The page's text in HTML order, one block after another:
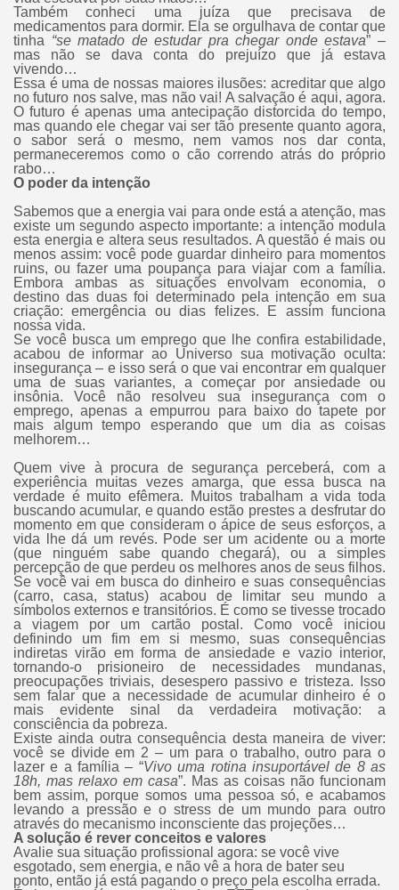
Também conheci uma juíza que precisava de
medicamentos para dormir. Ela se orgulhava de contar que
tinha “se matado de estudar pra chegar onde estava” –
mas não se dava conta do prejuízo que já estava
vivendo…
Essa é uma de nossas maiores ilusões: acreditar que algo
no futuro nos salve, mas não vai! A salvação é aqui, agora.
O futuro é apenas uma antecipação distorcida do tempo,
mas quando ele chegar vai ser tão presente quanto agora,
o sabor será o mesmo, nem vamos nos dar conta,
permaneceremos como o cão correndo atrás do próprio
rabo…
O poder da intenção
Sabemos que a energia vai para onde está a atenção, mas
existe um segundo aspecto importante: a intenção modula
esta energia e altera seus resultados. A questão é mais ou
menos assim: você pode guardar dinheiro para momentos
ruins, ou fazer uma poupança para viajar com a família.
Embora ambas as situações envolvam economia, o
destino das duas foi determinado pela intenção em sua
criação: emergência ou dias felizes. E assim funciona
nossa vida.
Se você busca um emprego que lhe confira estabilidade,
acabou de informar ao Universo sua motivação oculta:
insegurança – e isso será o que vai encontrar em qualquer
uma de suas variantes, a começar por ansiedade ou
insônia. Você não resolveu sua insegurança com o
emprego, apenas a empurrou para baixo do tapete por
mais algum tempo esperando que um dia as coisas
melhorem…
Quem vive à procura de segurança perceberá, com a
experiência muitas vezes amarga, que essa busca na
verdade é muito efêmera. Muitos trabalham a vida toda
buscando acumular, e quando estão prestes a desfrutar do
momento em que consideram o ápice de seus esforços, a
vida lhe dá um revés. Pode ser um acidente ou a morte
(que ninguém sabe quando chegará), ou a simples
percepção de que perdeu os melhores anos de seus filhos.
Se você vai em busca do dinheiro e suas consequências
(carro, casa, status) acabou de limitar seu mundo a
símbolos externos e transitórios. É como se tivesse trocado
a viagem por um cartão postal. Como você iniciou
definindo um fim em si mesmo, suas consequências
indiretas virão em forma de ansiedade e vazio interior,
tornando-o prisioneiro de necessidades mundanas,
preocupações triviais, desespero passivo e tristeza. Isso
sem falar que a necessidade de acumular dinheiro é o
mais evidente sinal da verdadeira motivação: a
consciência da pobreza.
Existe ainda outra consequência desta maneira de viver:
você se divide em 2 – um para o trabalho, outro para o
lazer e a família – “Vivo uma rotina insuportável de 8 as
18h, mas relaxo em casa”. Mas as coisas não funcionam
bem assim, porque somos uma pessoa só, e acabamos
levando a pressão e o stress de um mundo para outro
através do mecanismo inconsciente das projeções…
A solução é rever conceitos e valores
Avalie sua situação profissional agora: se você vive
esgotado, sem energia, e não vê a hora de bater seu
ponto, então já está pagando o preço pela escolha errada.